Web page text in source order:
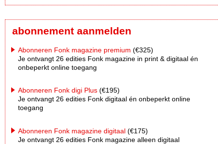
abonnement aanmelden
Abonneren Fonk magazine premium (€325)
Je ontvangt 26 edities Fonk magazine in print & digitaal én
onbeperkt online toegang
Abonneren Fonk digi Plus (€195)
Je ontvangt 26 edities Fonk digitaal én onbeperkt online
toegang
Abonneren Fonk magazine digitaal (€175)
Je ontvangt 26 edities Fonk magazine alleen digitaal